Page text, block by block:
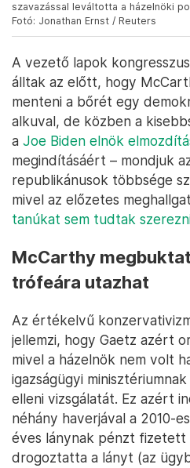
szavazással leváltotta a házelnöki
Fotó: Jonathan Ernst / Reuters
A vezető lapok
álltak az előtt, hogy
menteni a bőrét egy
alkuval, de közben a
a Joe Biden elnök
megindításáért – mondjuk
republikánusok többsége
mivel az előzetes
tanúkat sem tudtak
McCarthy
trófeára utazhat
Az értékelvű
jellemzi, hogy Gaetz azért
mivel a házelnök nem volt
igazságügyi
elleni vizsgálatát. Ez azért
néhány haverjával a 2010-
éves lánynak pénzt fizetett
drogoztatta a lányt (az